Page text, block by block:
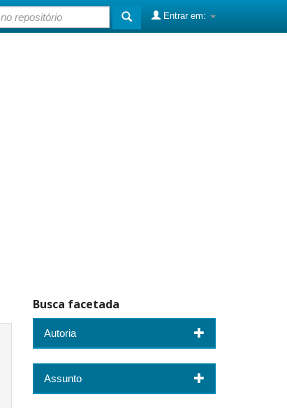
Entrar em:
Busca facetada
Autoria
Assunto